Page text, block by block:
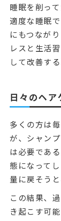
睡眠を削っ
適度な睡眠
にもつなが
レスと生活
して改善す
日々のヘア
多くの方は
が、シャン
は必要であ
態になって
量に戻そう
この結果、
き起こす可